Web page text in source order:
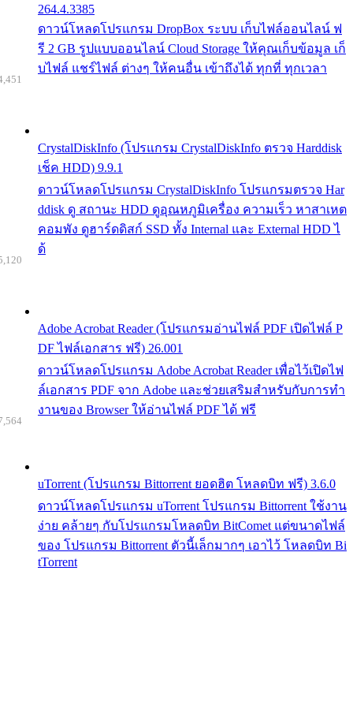
264.4.3385
ดาวน์โหลดโปรแกรม DropBox ระบบ เก็บไฟล์ออนไลน์ ฟ
รี 2 GB รูปแบบออนไลน์ Cloud Storage ให้คุณเก็บข้อมูล เก็
บไฟล์ แชร์ไฟล์ ต่างๆ ให้คนอื่น เข้าถึงได้ ทุกที่ ทุกเวลา
CrystalDiskInfo (โปรแกรม CrystalDiskInfo ตรวจ Harddisk
เช็ค HDD) 9.9.1
ดาวน์โหลดโปรแกรม CrystalDiskInfo โปรแกรมตรวจ Har
ddisk ดู สถานะ HDD ดูอุณหภูมิเครื่อง ความเร็ว หาสาเหต
คอมพัง ดูฮาร์ดดิสก์ SSD ทั้ง Internal และ External HDD ไ
ด้
Adobe Acrobat Reader (โปรแกรมอ่านไฟล์ PDF เปิดไฟล์ P
DF ไฟล์เอกสาร ฟรี) 26.001
ดาวน์โหลดโปรแกรม Adobe Acrobat Reader เพื่อไว้เปิดไฟ
ล์เอกสาร PDF จาก Adobe และช่วยเสริมสำหรับกับการทำ
งานของ Browser ให้อ่านไฟล์ PDF ได้ ฟรี
uTorrent (โปรแกรม Bittorrent ยอดฮิต โหลดบิท ฟรี) 3.6.0
ดาวน์โหลดโปรแกรม uTorrent โปรแกรม Bittorrent ใช้งาน
ง่าย คล้ายๆ กับโปรแกรมโหลดบิท BitComet แต่ขนาดไฟล์
ของ โปรแกรม Bittorrent ตัวนี้เล็กมากๆ เอาไว้ โหลดบิท Bi
tTorrent